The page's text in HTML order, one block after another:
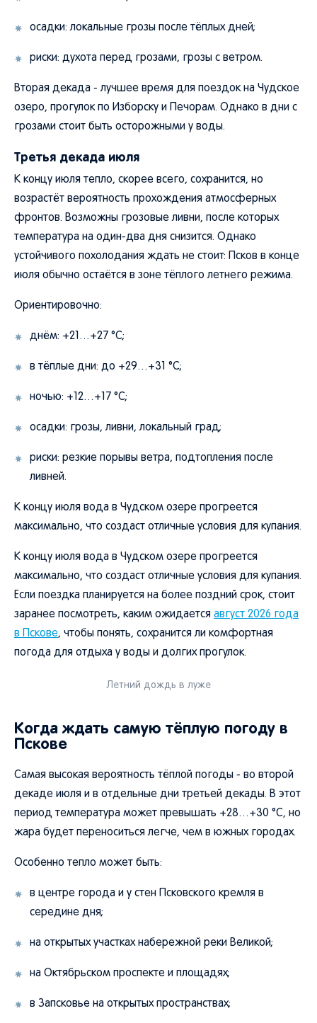
осадки: локальные грозы после тёплых дней;
риски: духота перед грозами, грозы с ветром.
Вторая декада - лучшее время для поездок на Чудское
озеро, прогулок по Изборску и Печорам. Однако в дни с
грозами стоит быть осторожными у воды.
Третья декада июля
К концу июля тепло, скорее всего, сохранится, но
возрастёт вероятность прохождения атмосферных
фронтов. Возможны грозовые ливни, после которых
температура на один-два дня снизится. Однако
устойчивого похолодания ждать не стоит: Псков в конце
июля обычно остаётся в зоне тёплого летнего режима.
Ориентировочно:
днём: +21…+27 °C;
в тёплые дни: до +29…+31 °C;
ночью: +12…+17 °C;
осадки: грозы, ливни, локальный град;
риски: резкие порывы ветра, подтопления после
ливней.
К концу июля вода в Чудском озере прогреется
максимально, что создаст отличные условия для купания.
К концу июля вода в Чудском озере прогреется
максимально, что создаст отличные условия для купания.
Если поездка планируется на более поздний срок, стоит
заранее посмотреть, каким ожидается август 2026 года
в Пскове, чтобы понять, сохранится ли комфортная
погода для отдыха у воды и долгих прогулок.
Летний дождь в луже
Когда ждать самую тёплую погоду в
Пскове
Самая высокая вероятность тёплой погоды - во второй
декаде июля и в отдельные дни третьей декады. В этот
период температура может превышать +28…+30 °C, но
жара будет переноситься легче, чем в южных городах.
Особенно тепло может быть:
в центре города и у стен Псковского кремля в
середине дня;
на открытых участках набережной реки Великой;
на Октябрьском проспекте и площадях;
в Запсковье на открытых пространствах;